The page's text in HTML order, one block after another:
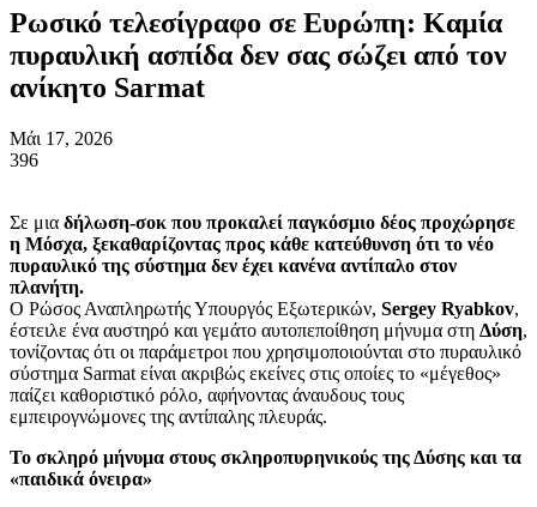
Ρωσικό τελεσίγραφο σε Ευρώπη: Καμία
πυραυλική ασπίδα δεν σας σώζει από τον
ανίκητο Sarmat
Μάι 17, 2026
396
Σε μια δήλωση-σοκ που προκαλεί παγκόσμιο δέος προχώρησε
η Μόσχα, ξεκαθαρίζοντας προς κάθε κατεύθυνση ότι το νέο
πυραυλικό της σύστημα δεν έχει κανένα αντίπαλο στον
πλανήτη.
Ο Ρώσος Αναπληρωτής Υπουργός Εξωτερικών, Sergey Ryabkov,
έστειλε ένα αυστηρό και γεμάτο αυτοπεποίθηση μήνυμα στη Δύση,
τονίζοντας ότι οι παράμετροι που χρησιμοποιούνται στο πυραυλικό
σύστημα Sarmat είναι ακριβώς εκείνες στις οποίες το «μέγεθος»
παίζει καθοριστικό ρόλο, αφήνοντας άναυδους τους
εμπειρογνώμονες της αντίπαλης πλευράς.
Το σκληρό μήνυμα στους σκληροπυρηνικούς της Δύσης και τα
«παιδικά όνειρα»